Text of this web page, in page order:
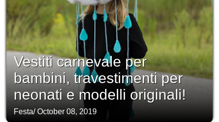
Vestiti carnevale per
bambini, travestimenti per
neonati e modelli originali!
Festa/October 08, 2019